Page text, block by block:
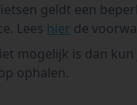
geldt een
Lees hier de
mogelijk is dan
ophalen.